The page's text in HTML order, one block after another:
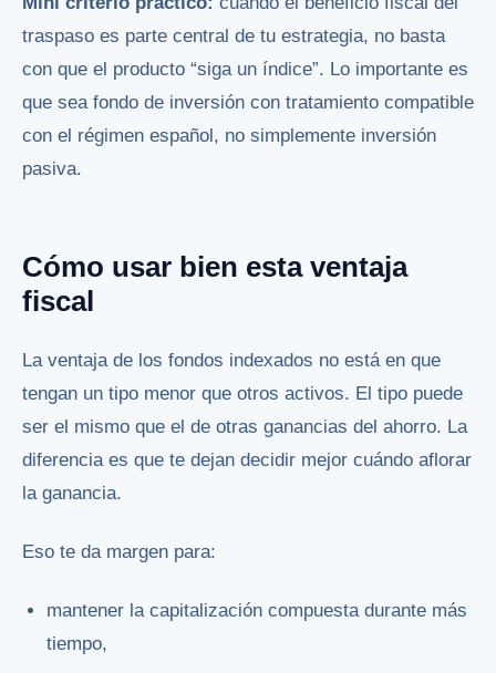
traspaso es parte central de tu estrategia, no basta
con que el producto “siga un índice”. Lo importante es
que sea fondo de inversión con tratamiento compatible
con el régimen español, no simplemente inversión
pasiva.
Cómo usar bien esta ventaja
fiscal
La ventaja de los fondos indexados no está en que
tengan un tipo menor que otros activos. El tipo puede
ser el mismo que el de otras ganancias del ahorro. La
diferencia es que te dejan decidir mejor cuándo aflorar
la ganancia.
Eso te da margen para:
mantener la capitalización compuesta durante más
tiempo,